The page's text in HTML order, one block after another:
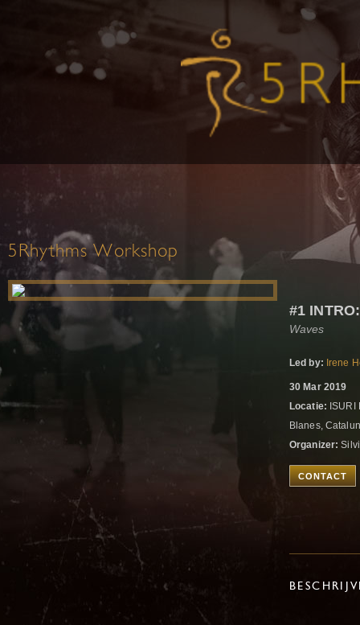
5Rhythms Workshop
#1
Waves
Led by: Irene
30 Mar 2019
Locatie:
Blanes,
Organizer:
CONTACT